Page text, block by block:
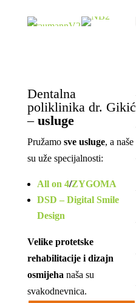
Dentalna
poliklinika dr. Gikić
– usluge
Pružamo sve usluge, a naše
su uže specijalnosti:
All on 4/ZYGOMA
DSD – Digital Smile
Design
Velike protetske
rehabilitacije i dizajn
osmijeha naša su
svakodnevnica.